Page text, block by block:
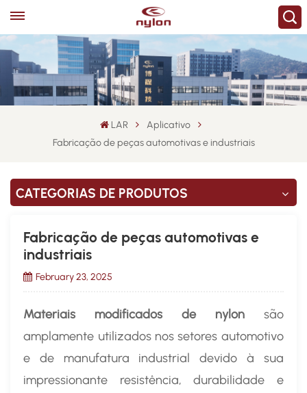
LAR
Aplicativo
Fabricação de peças automotivas e industriais
CATEGORIAS DE PRODUTOS
Fabricação de peças automotivas e
industriais
February 23, 2025
Materiais modificados de nylonsão
amplamente utilizados nos setores automotivo
e de manufatura industrial devido à sua
impressionante resistência, durabilidade e